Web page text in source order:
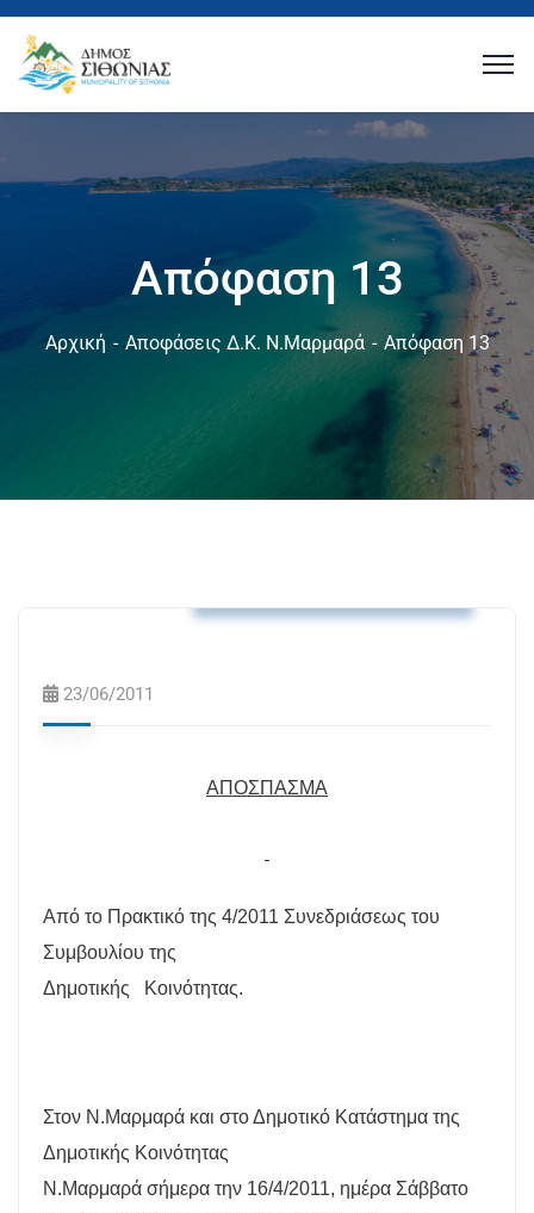
Απόφαση 13
Αρχική Αποφάσεις Δ.Κ. Ν.Μαρμαρά Απόφαση 13
23/06/2011
ΑΠΟΣΠΑΣΜΑ
Από το Πρακτικό της 4/2011 Συνεδριάσεως του
Συμβουλίου της
Δημοτικής
Κοινότητας.
Στον Ν.Μαρμαρά και στο Δημοτικό Κατάστημα της
Δημοτικής Κοινότητας
Ν.Μαρμαρά σήμερα την 16/4/2011, ημέρα Σάββατο